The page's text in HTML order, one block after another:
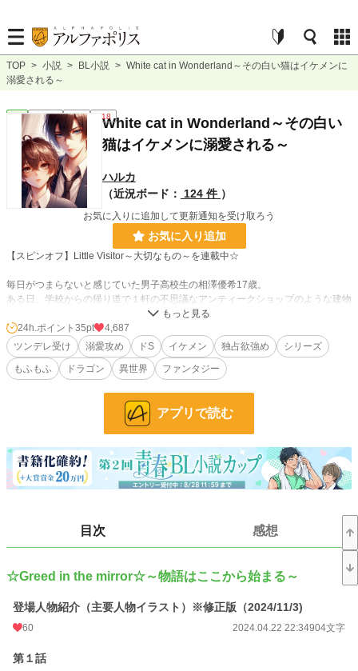
TOP > 小説 > BL小説 > White cat in Wonderland～その白い猫はイケメンに
溺愛される～
BL 連載中 長編 R18
White cat in Wonderland～その白い
猫はイケメンに溺愛される～
ハルカ
（近況ボード：
124 件 ）
お気に入りに追加して更新通知を受け取ろう
お気に入り追加
【スピンオフ】Little Visitor～大切なもの～を連載中☆
毎日がつまらないと感じていた男子高校生の相澤優希17歳。
ある日、学校からの帰り道で１軒の不思議なアンティークショップのような建物
好奇心から入ってみたその店で出逢った綺麗な銀髪の青年。
彼が話す信じられないような言葉から始まった、不思議な体験。
それは、鏡の中の世界へ行くこと。そしてそこは自分の欲望を叶える世界だとい
う。
「クラスメイト？ 優希……本気で言ってるのか？ 俺達は付き合っているんだ
「これが俺の欲望だって!? 絶対にありえないっ！」
優希の欲望とは？現実世界の海斗の想いとは？
ツンデレで恥ずかしくて素直になれない優希と、独占欲が強く優希を溺愛しなが
Black＆White以降は複数CP＆もふもふやドラゴンも出てきます。
※基本的に露骨なエロはありませんが、エロ多めの回には「R18」と表記してい
ます。
小説
24h.ポイント 35pt
4,687
ツンデレ受け
溺愛攻め ドS イケメン 独占欲強め
シリーズ
もふもふ
ドラゴン 異世界 ファンタジー
アプリで読む
目次 感想
☆Greed in the mirror☆～物語はここから始まる～
登場人物紹介（主要人物イラスト）※修正版（2024/11/3)
60 2024.04.22 22:34904文字
第１話